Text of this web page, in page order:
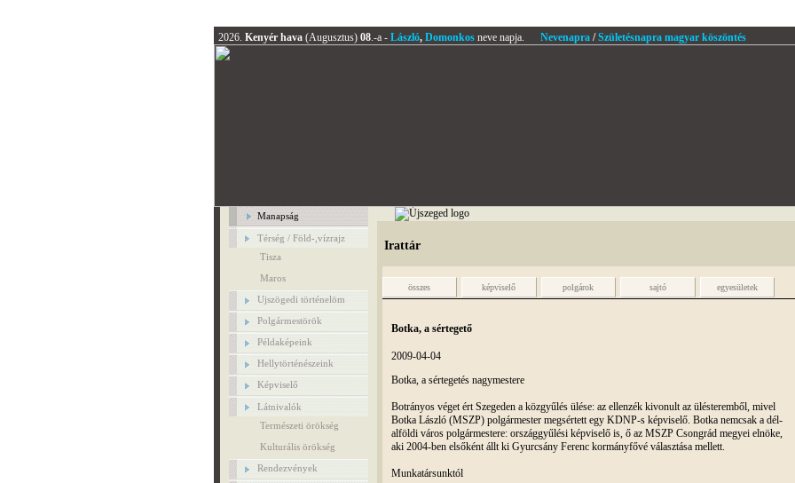
2026. Kenyér hava (Augusztus) 08.-a - László, Domonkosneve napja. Nevenapra/Születésnapra magyar köszöntés
Manapság
Térség / Föld-,vízrajz
Tisza
Maros
Ujszögedi történelöm
Polgármestörök
Példaképeink
Hellytörténészeink
Képviselő
Látnivalók
Természeti örökség
Kulturális örökség
Rendezvények
Irattár
összes képviselő polgárok sajtó egyesületek
Botka, a sértegető
2009-04-04
Botka, a sértegetés nagymestere
Botrányos véget ért Szegeden a közgyűlés ülése: az ellenzék kivonult az ülésteremből, mivel
Botka László (MSZP) polgármester megsértett egy KDNP-s képviselő. Botka nemcsak a dél-
alföldi város polgármestere: országgyűlési képviselő is, ő az MSZP Csongrád megyei elnöke,
aki 2004-ben elsőként állt ki Gyurcsány Ferenc kormányfővé választása mellett.
Munkatársunktól